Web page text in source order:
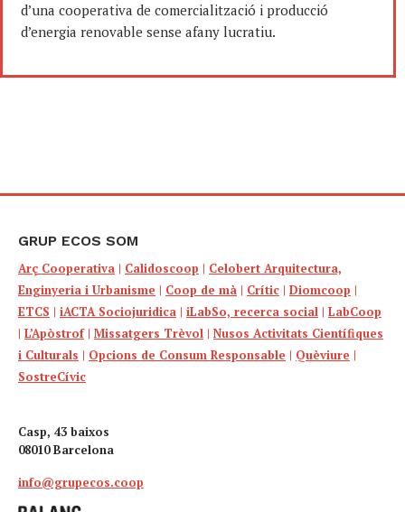
d’una cooperativa de comercialització i producció
d’energia renovable sense afany lucratiu.
GRUP ECOS SOM
Arç Cooperativa | Calidoscoop | Celobert Arquitectura,
Enginyeria i Urbanisme | Coop de mà | Crític | Diomcoop |
ETCS | iACTA Sociojuridica | iLabSo, recerca social | LabCoop
| L’Apòstrof| Missatgers Trèvol | Nusos Activitats Científiques
i Culturals | Opcions de Consum Responsable | Quèviure |
SostreCívic
Casp, 43 baixos
08010 Barcelona
info@grupecos.coop